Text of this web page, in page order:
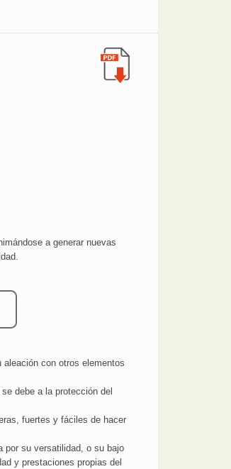
a generar nuevas
con otros elementos
debe a la protección del
fuertes y fáciles de hacer
por su versatilidad, o su bajo
y prestaciones propias del